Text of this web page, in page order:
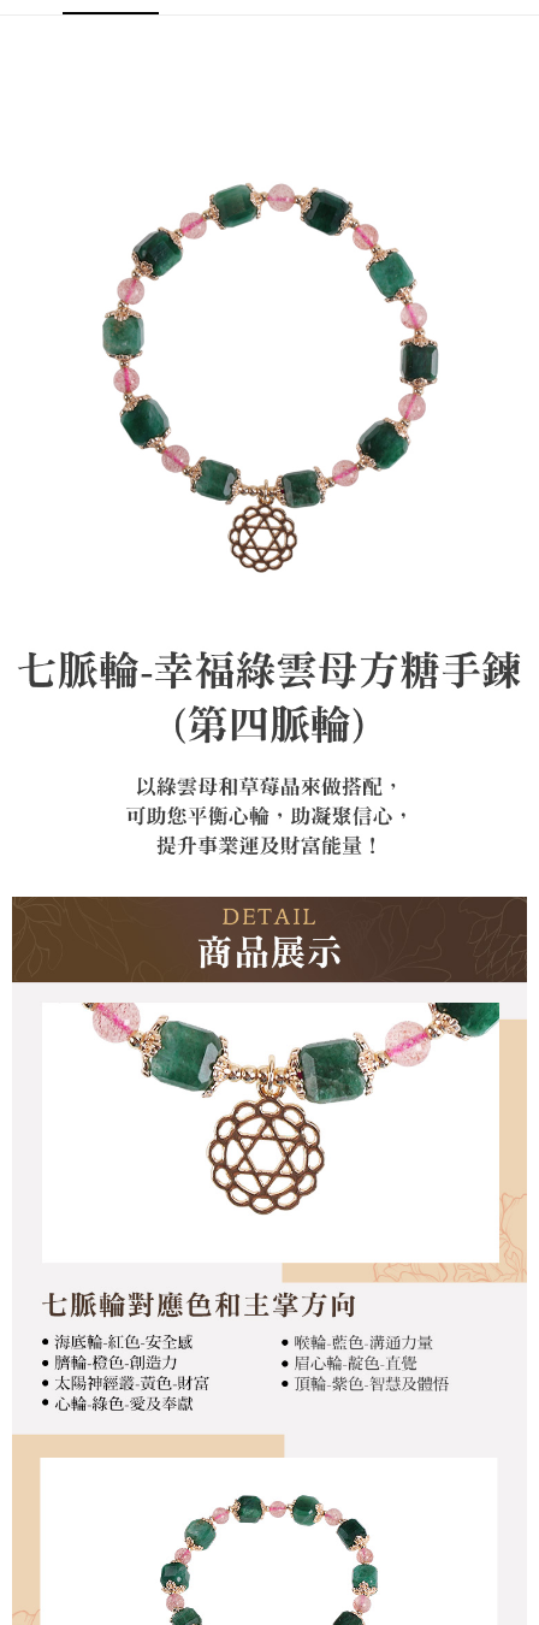
付款後7-11取貨(訂單門檻$4000以下)
每筆NT$120，滿NT$1,800(含以上)免運費